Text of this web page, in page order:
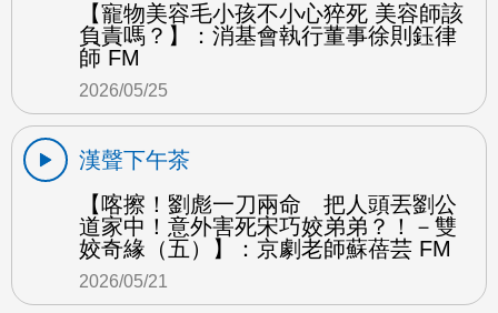
【寵物美容毛小孩不小心猝死 美容師該
負責嗎？】：消基會執行董事徐則鈺律
師 FM
2026/05/25
漢聲下午茶
【喀擦！劉彪一刀兩命 把人頭丟劉公
道家中！意外害死宋巧姣弟弟？！－雙
姣奇緣（五）】：京劇老師蘇蓓芸 FM
2026/05/21